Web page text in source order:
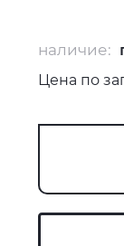
наличие:
Цена по